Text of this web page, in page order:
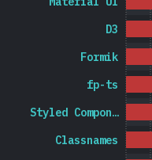
Classnames
Styled Compon…
fp-ts
Formik
D3